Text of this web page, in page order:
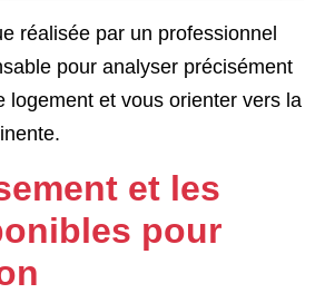
réalisée par un professionnel
pour analyser précisément
logement et vous orienter vers la
et les
pour